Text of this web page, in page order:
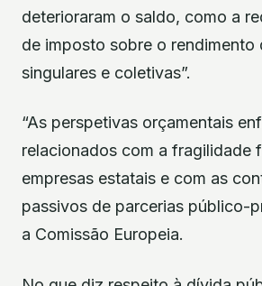
deterioraram o saldo, como a
de imposto sobre o rendimento
singulares e coletivas”.
“As perspetivas orçamentais
relacionados com a fragilidade
empresas estatais e com as
passivos de parcerias público-
a Comissão Europeia.